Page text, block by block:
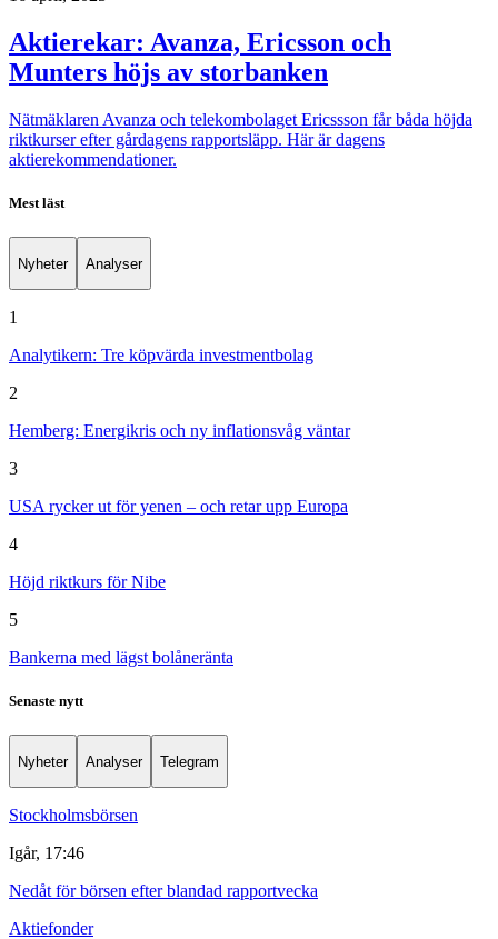
Aktierekar: Avanza, Ericsson och
Munters höjs av storbanken
Nätmäklaren Avanza och telekombolaget Ericssson får båda höjda
riktkurser efter gårdagens rapportsläpp. Här är dagens
aktierekommendationer.
Mest läst
Nyheter Analyser
1
Analytikern: Tre köpvärda investmentbolag
2
Hemberg: Energikris och ny inflationsvåg väntar
3
USA rycker ut för yenen – och retar upp Europa
4
Höjd riktkurs för Nibe
5
Bankerna med lägst bolåneränta
Senaste nytt
Nyheter Analyser Telegram
Stockholmsbörsen
Igår, 17:46
Nedåt för börsen efter blandad rapportvecka
Aktiefonder